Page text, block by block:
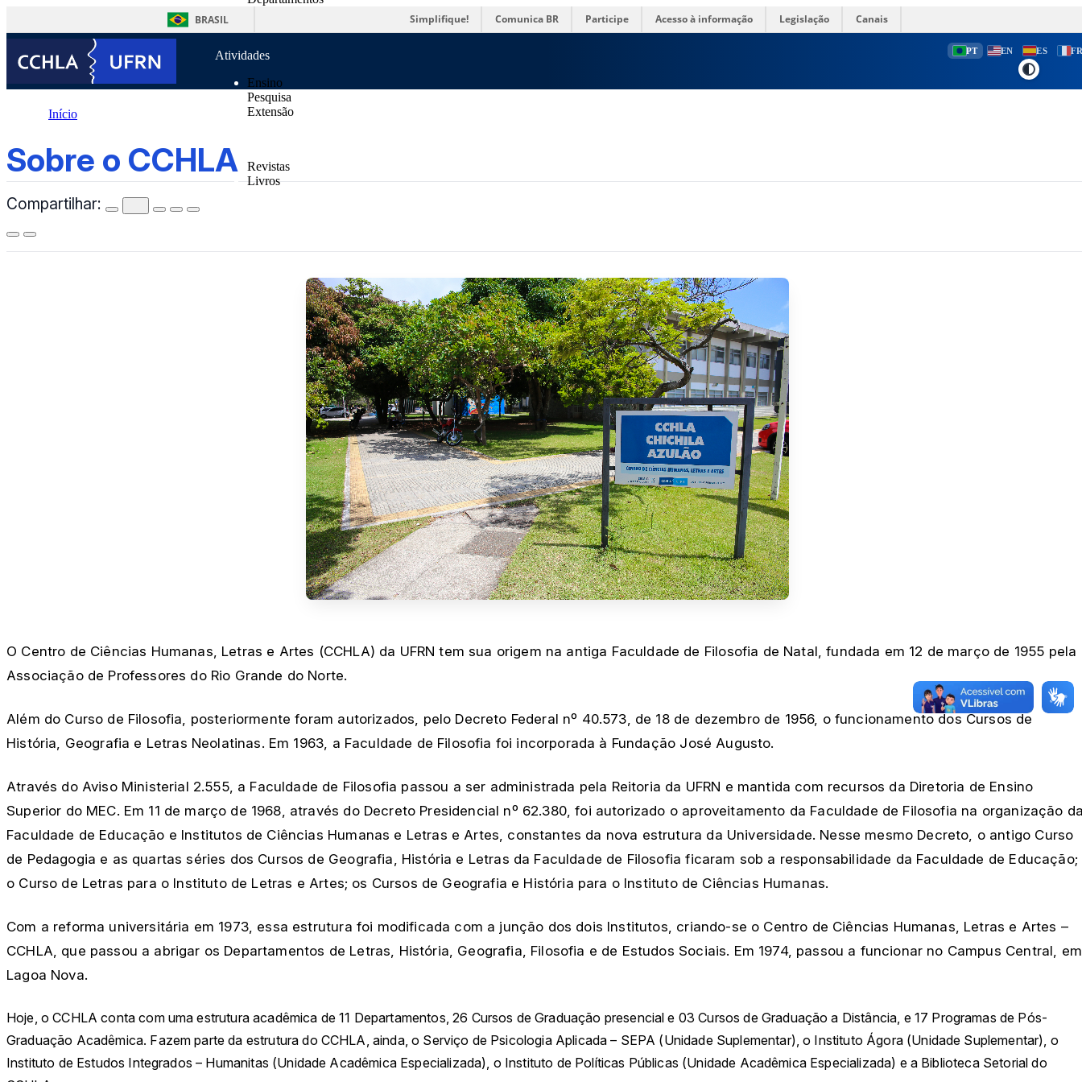
BRASIL Simplifique! Comunica BR Participe Acesso à informação Legislação Canais
Atividades
Ensino
Pesquisa
Extensão
Revistas
Livros
PT EN ES
Início
Sobre o CCHLA
Compartilhar:
O Centro de Ciências Humanas, Letras e Artes (CCHLA) da UFRN tem sua origem na antiga Faculdade de Filosofia de Natal, fundada em 12 de março de 1955 pela
Associação de Professores do Rio Grande do Norte.
Além do Curso de Filosofia, posteriormente foram autorizados, pelo Decreto Federal nº 40.573, de 18 de dezembro de 1956, o funcionamento dos Cursos de
História, Geografia e Letras Neolatinas. Em 1963, a Faculdade de Filosofia foi incorporada à Fundação José Augusto.
Através do Aviso Ministerial 2.555, a Faculdade de Filosofia passou a ser administrada pela Reitoria da UFRN e mantida com recursos da Diretoria de Ensino
Superior do MEC. Em 11 de março de 1968, através do Decreto Presidencial nº 62.380, foi autorizado o aproveitamento da Faculdade de Filosofia na organização
Faculdade de Educação e Institutos de Ciências Humanas e Letras e Artes, constantes da nova estrutura da Universidade. Nesse mesmo Decreto, o antigo Curso
de Pedagogia e as quartas séries dos Cursos de Geografia, História e Letras da Faculdade de Filosofia ficaram sob a responsabilidade da Faculdade de Educação;
o Curso de Letras para o Instituto de Letras e Artes; os Cursos de Geografia e História para o Instituto de Ciências Humanas.
Com a reforma universitária em 1973, essa estrutura foi modificada com a junção dos dois Institutos, criando-se o Centro de Ciências Humanas, Letras e Artes –
CCHLA, que passou a abrigar os Departamentos de Letras, História, Geografia, Filosofia e de Estudos Sociais. Em 1974, passou a funcionar no Campus Central, em
Lagoa Nova.
Hoje, o CCHLA conta com uma estrutura acadêmica de 11 Departamentos, 26 Cursos de Graduação presencial e 03 Cursos de Graduação a Distância, e 17 Programas de Pós-
Graduação Acadêmica. Fazem parte da estrutura do CCHLA, ainda, o Serviço de Psicologia Aplicada – SEPA (Unidade Suplementar), o Instituto Ágora (Unidade Suplementar), o
Instituto de Estudos Integrados – Humanitas (Unidade Acadêmica Especializada), o Instituto de Políticas Públicas (Unidade Acadêmica Especializada) e a Biblioteca Setorial do